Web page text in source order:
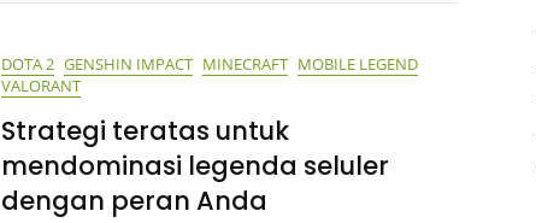
DOTA 2 GENSHIN IMPACT MINECRAFT MOBILE LEGEND
VALORANT
Strategi teratas untuk
mendominasi legenda seluler
dengan peran Anda